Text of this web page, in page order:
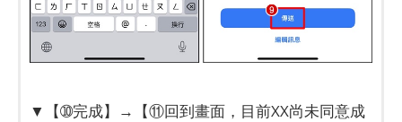
▼【➉完成】→【⑪回到畫面，目前XX尚未同意成